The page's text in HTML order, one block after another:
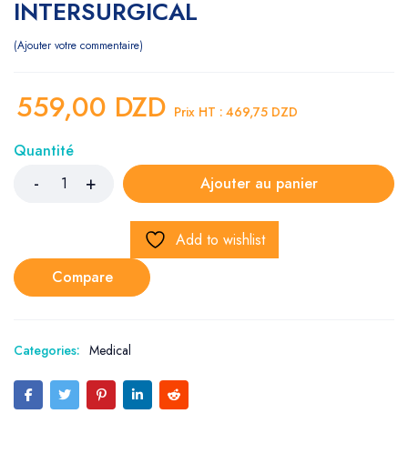
INTERSURGICAL
Ajouter votre commentaire
559,00 DZD Prix HT : 469,75 DZD
Quantité
Ajouter au panier
Add to wishlist
Compare
Categories: Medical